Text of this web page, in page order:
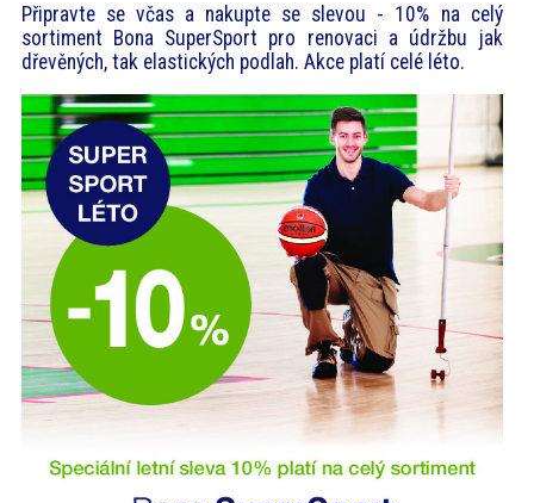
Kontakt
Připravte se včas a nakupte se slevou - 10% na celý
sortiment Bona SuperSport pro renovaci a údržbu jak
dřevěných, tak elastických podlah. Akce platí celé léto.